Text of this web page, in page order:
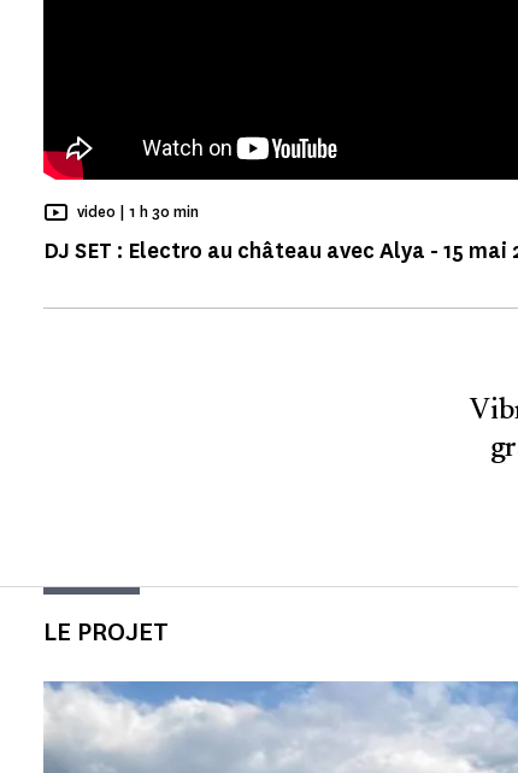
DJ SET : Electro au château avec Alya - 15
video | Temps de Lecture
1 h 30 min
LE PROJET